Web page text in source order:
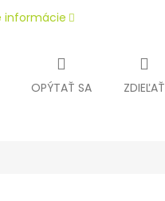
informácie
OPÝTAŤ SA ZDIEĽAŤ